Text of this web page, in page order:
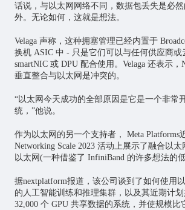
话说，与以太网网络不同，数据包丢失是必
外。无论如何，这就是想法。
Velaga 声称，这种拥塞管理已经内置于
换机 ASIC 中 - 只是它们可以与任何供应商或
smartNIC 或 DPU 配合使用。Velaga 还表示
垂直整合与以太网是冲突的。
“以太网今天成功的全部原因是它是一个非常
统，”他说。
作为以太网的另一个支持者， Meta Platforms
Networking Scale 2023 活动上展示了融合以
以太网(一种借鉴了 InfiniBand 的许多想法的
据nextplatform报道，该公司谈到了如何使用
的人工智能训练和推理集群，以及其近期计
32,000 个 GPU 共享数据的系统，并使规模比